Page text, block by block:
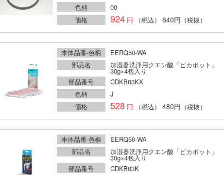
色柄
00
価格
924 （税込） 840円 （税抜）
本体品番-色柄
EERQ50-WA
部品名
加湿器洗浄用クエン酸「ピカポット」
30g×4包入り
部品番号
CDKB03KX
色柄
J
価格
528 （税込） 480円 （税抜）
本体品番-色柄
EERQ50-WA
部品名
加湿器洗浄用クエン酸「ピカポット」
30g×4包入り
部品番号
CDKB03K